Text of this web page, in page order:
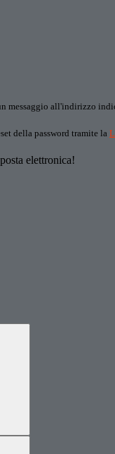
messaggio all'indirizzo
della password tramite la
elettronica!